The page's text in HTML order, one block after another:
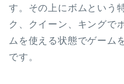
す。その上にボムという
ク、クイーン、キングで
ムを使える状態でゲーム
です。